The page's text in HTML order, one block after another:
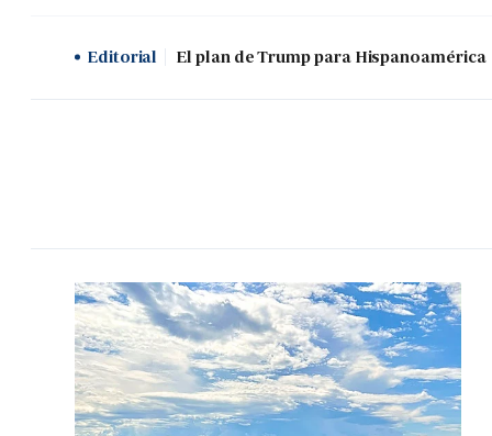
Editorial El plan de Trump para Hispanoamérica